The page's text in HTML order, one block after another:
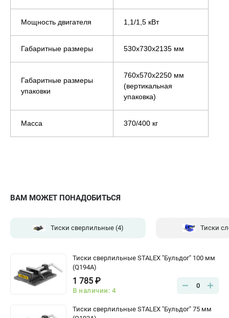
ВАМ МОЖЕТ ПОНАДОБИТЬСЯ
Тиски сверлильные(4) Тиски
Тиски сверлильные STALEX "Бульдог" 100 мм
(Q194A)
1 785 ₽
В наличии: 4
0
Тиски сверлильные STALEX "Бульдог" 75 мм
Мощность двигателя 1,1/1,5 кВт
Габаритные размеры 530х730х2135 мм
Габаритные размеры
упаковки
760х570х2250 мм
(вертикальная
упаковка)
Масса 370/400 кг